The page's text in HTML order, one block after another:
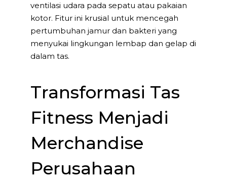
ventilasi udara pada sepatu atau pakaian
kotor. Fitur ini krusial untuk mencegah
pertumbuhan jamur dan bakteri yang
menyukai lingkungan lembap dan gelap di
dalam tas.
Transformasi Tas
Fitness Menjadi
Merchandise
Perusahaan